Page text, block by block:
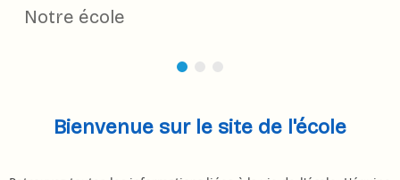
Notre école
Bienvenue sur le site de l'école